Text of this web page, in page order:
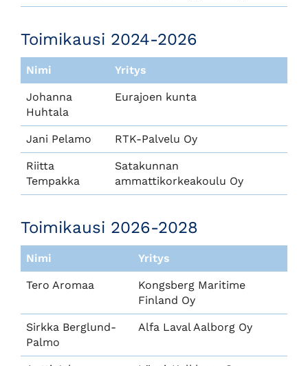
Toimikausi 2024-2026
Nimi Yritys
Johanna
Huhtala
Eurajoen kunta
Jani Pelamo RTK-Palvelu Oy
Riitta
Tempakka
Satakunnan
ammattikorkeakoulu Oy
Toimikausi 2026-2028
Nimi Yritys
Tero Aromaa
Kongsberg Maritime
Finland Oy
Sirkka Berglund-
Palmo
Alfa Laval Aalborg Oy